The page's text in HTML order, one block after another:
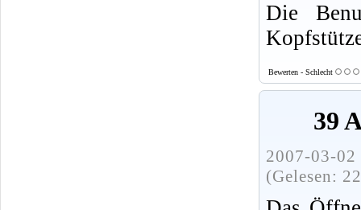
Die
Bewerten - Schlecht
39
2007-03-
(Gelesen: